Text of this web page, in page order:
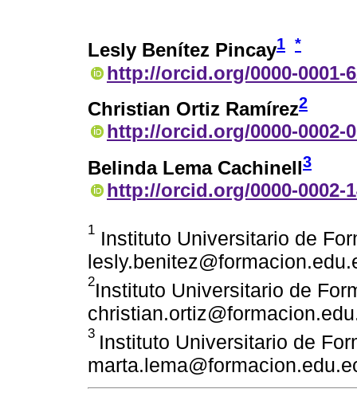
Lesly Benítez Pincay1 *
http://orcid.org/0000-0001-
Christian Ortiz Ramírez2
http://orcid.org/0000-0002-
Belinda Lema Cachinell3
http://orcid.org/0000-0002-
1 Instituto Universitario de
2Instituto Universitario de
3 Instituto Universitario de